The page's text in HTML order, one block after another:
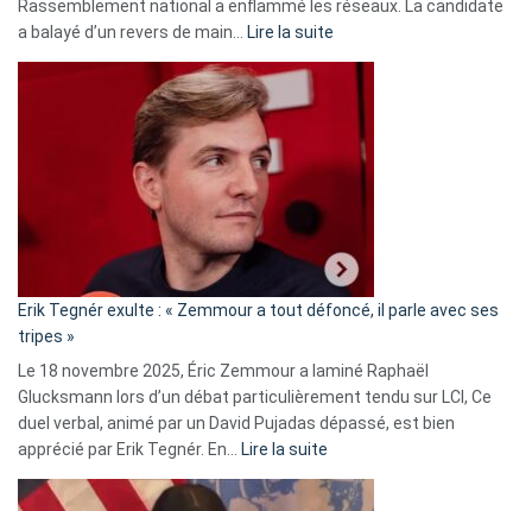
Rassemblement national a enflammé les réseaux. La candidate
a balayé d’un revers de main… Lire la suite
d’alliance
secrète
«
C’est
fake
news
»
Erik Tegnér exulte : « Zemmour a tout défoncé, il parle avec ses
tripes »
Le 18 novembre 2025, Éric Zemmour a laminé Raphaël
Glucksmann lors d’un débat particulièrement tendu sur LCI, Ce
duel verbal, animé par un David Pujadas dépassé, est bien
apprécié par Erik Tegnér. En… Lire la suite
Tegnér